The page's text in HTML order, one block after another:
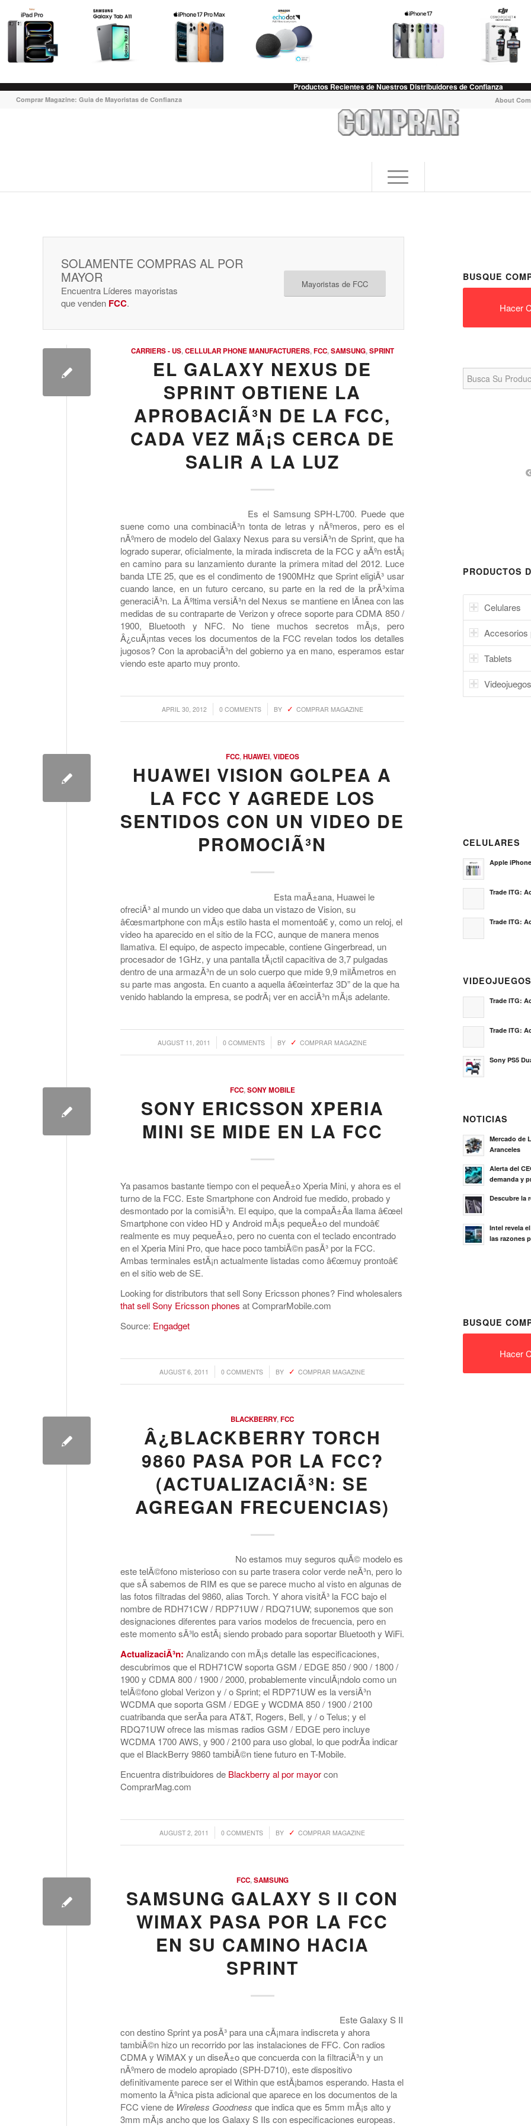
Productos Recientes de Nuestros Distribuidores de Confianza
About
Comprar Magazine: Guia de Mayoristas de Confianza
SOLAMENTE COMPRAS AL POR
MAYOR
Encuentra Líderes mayoristas
que venden FCC.
Mayoristas de FCC
CARRIERS - US,CELLULAR PHONE MANUFACTURERS,FCC,SAMSUNG,SPRINT
EL GALAXY NEXUS DE
SPRINT OBTIENE LA
APROBACIÃ³N DE LA FCC,
CADA VEZ MÃ¡S CERCA DE
SALIR A LA LUZ
Es el Samsung SPH-L700. Puede que
suene como una combinaciÃ³n tonta de letras y nÃºmeros, pero es el
nÃºmero de modelo del Galaxy Nexus para su versiÃ³n de Sprint, que ha
logrado superar, oficialmente, la mirada indiscreta de la FCC y aÃºn estÃ¡
en camino para su lanzamiento durante la primera mitad del 2012. Luce
banda LTE 25, que es el condimento de 1900MHz que Sprint eligiÃ³ usar
cuando lance, en un futuro cercano, su parte en la red de la prÃ³xima
generaciÃ³n. La Ãºltima versiÃ³n del Nexus se mantiene en lÃ­nea con las
medidas de su contraparte de Verizon y ofrece soporte para CDMA 850 /
1900, Bluetooth y NFC. No tiene muchos secretos mÃ¡s, pero
Â¿cuÃ¡ntas veces los documentos de la FCC revelan todos los detalles
jugosos? Con la aprobaciÃ³n del gobierno ya en mano, esperamos estar
viendo este aparto muy pronto.
APRIL 30, 2012
/ 0 COMMENTS
/ BY COMPRAR MAGAZINE
FCC,HUAWEI,VIDEOS
HUAWEI VISION GOLPEA A
LA FCC Y AGREDE LOS
SENTIDOS CON UN VIDEO DE
PROMOCIÃ³N
Esta maÃ±ana, Huawei le
ofreciÃ³ al mundo un video que daba un vistazo de Vision, su
â€œsmartphone con mÃ¡s estilo hasta el momentoâ€ y, como un reloj, el
video ha aparecido en el sitio de la FCC, aunque de manera menos
llamativa. El equipo, de aspecto impecable, contiene Gingerbread, un
procesador de 1GHz, y una pantalla tÃ¡ctil capacitiva de 3,7 pulgadas
dentro de una armazÃ³n de un solo cuerpo que mide 9,9 milÃ­metros en
su parte mas angosta. En cuanto a aquella â€œinterfaz 3D” de la que ha
venido hablando la empresa, se podrÃ¡ ver en acciÃ³n mÃ¡s adelante.
AUGUST 11, 2011
/ 0 COMMENTS
/ BY COMPRAR MAGAZINE
FCC,SONY MOBILE
SONY ERICSSON XPERIA
MINI SE MIDE EN LA FCC
Ya pasamos bastante tiempo con el pequeÃ±o Xperia Mini, y ahora es el
turno de la FCC. Este Smartphone con Android fue medido, probado y
desmontado por la comisiÃ³n. El equipo, que la compaÃ±Ã­a llama â€œel
Smartphone con video HD y Android mÃ¡s pequeÃ±o del mundoâ€
realmente es muy pequeÃ±o, pero no cuenta con el teclado encontrado
en el Xperia Mini Pro, que hace poco tambiÃ©n pasÃ³ por la FCC.
Ambas terminales estÃ¡n actualmente listadas como â€œmuy prontoâ€
en el sitio web de SE.
Looking for distributors that sell Sony Ericsson phones? Find wholesalers
that sell Sony Ericsson phones at ComprarMobile.com
Source: Engadget
AUGUST 6, 2011
/ 0 COMMENTS
/ BY COMPRAR MAGAZINE
BLACKBERRY,FCC
Â¿BLACKBERRY TORCH
9860 PASA POR LA FCC?
(ACTUALIZACIÃ³N: SE
AGREGAN FRECUENCIAS)
No estamos muy seguros quÃ© modelo es
este telÃ©fono misterioso con su parte trasera color verde neÃ³n, pero lo
que sÃ­ sabemos de RIM es que se parece mucho al visto en algunas de
las fotos filtradas del 9860, alias Torch. Y ahora visitÃ³ la FCC bajo el
nombre de RDH71CW / RDP71UW / RDQ71UW; suponemos que son
designaciones diferentes para varios modelos de frecuencia, pero en
este momento sÃ³lo estÃ¡ siendo probado para soportar Bluetooth y WiFi.
ActualizaciÃ³n: Analizando con mÃ¡s detalle las especificaciones,
descubrimos que el RDH71CW soporta GSM / EDGE 850 / 900 / 1800 /
1900 y CDMA 800 / 1900 / 2000, probablemente vinculÃ¡ndolo como un
telÃ©fono global Verizon y / o Sprint; el RDP71UW es la versiÃ³n
WCDMA que soporta GSM / EDGE y WCDMA 850 / 1900 / 2100
cuatribanda que serÃ­a para AT&T, Rogers, Bell, y / o Telus; y el
RDQ71UW ofrece las mismas radios GSM / EDGE pero incluye
WCDMA 1700 AWS, y 900 / 2100 para uso global, lo que podrÃ­a indicar
que el BlackBerry 9860 tambiÃ©n tiene futuro en T-Mobile.
Encuentra distribuidores de Blackberry al por mayorcon
ComprarMag.com
AUGUST 2, 2011
/ 0 COMMENTS
/ BY COMPRAR MAGAZINE
FCC,SAMSUNG
SAMSUNG GALAXY S II CON
WIMAX PASA POR LA FCC
EN SU CAMINO HACIA
SPRINT
Este Galaxy S II
con destino Sprint ya posÃ³ para una cÃ¡mara indiscreta y ahora
tambiÃ©n hizo un recorrido por las instalaciones de FFC. Con radios
CDMA y WiMAX y un diseÃ±o que concuerda con la filtraciÃ³n y un
nÃºmero de modelo apropiado (SPH-D710), este dispositivo
definitivamente parece ser el Within que estÃ¡bamos esperando. Hasta el
momento la Ãºnica pista adicional que aparece en los documentos de la
FCC viene de Wireless Goodness que indica que es 5mm mÃ¡s alto y
3mm mÃ¡s ancho que los Galaxy S IIs con especificaciones europeas.
BUSQUE
Hacer
Search
for:
PRODUCTOS
Celulares
Accesorios
Tablets
Videojuegos
CELULARES
Apple
Trade ITG:
Trade ITG:
VIDEOJUEGOS
Trade ITG:
Trade ITG:
Sony PS5
NOTICIAS
Mercado de
Aranceles
Alerta del
demanda y
Descubre la
Intel revela
las razones
BUSQUE
Hacer